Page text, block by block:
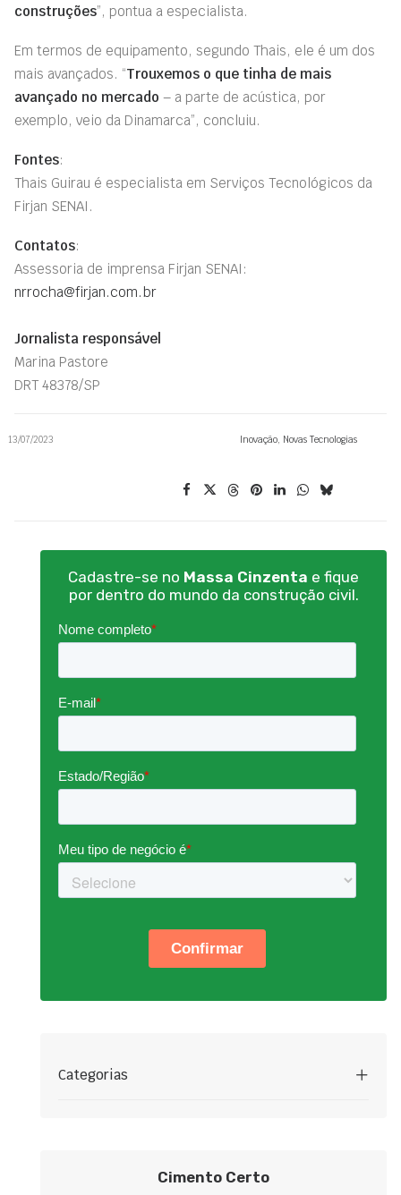
construções”, pontua a especialista.
Em termos de equipamento, segundo Thais, ele é um dos
mais avançados. “Trouxemos o que tinha de mais
avançado no mercado – a parte de acústica, por
exemplo, veio da Dinamarca”, concluiu.
Fontes:
Thais Guirau é especialista em Serviços Tecnológicos da
Firjan SENAI.
Contatos:
Assessoria de imprensa Firjan SENAI:
nrrocha@firjan.com.br
Jornalista responsável
Marina Pastore
DRT 48378/SP
13/07/2023 Inovação, Novas Tecnologias
Cadastre-se no Massa Cinzenta e fique
por dentro do mundo da construção civil.
Categorias
Cimento Certo